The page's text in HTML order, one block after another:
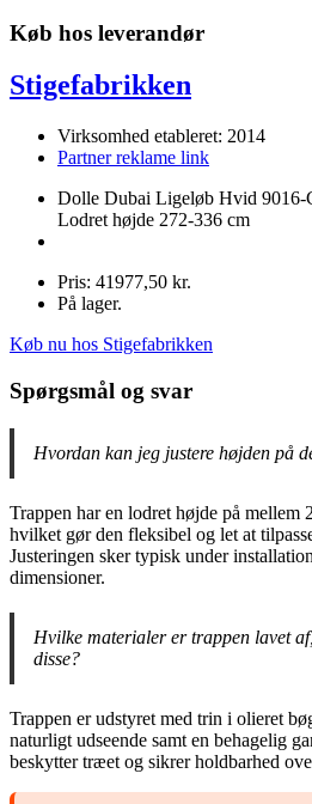
Køb hos leverandør
Stigefabrikken
Virksomhed etableret: 2014
Partner reklame link
Dolle Dubai Ligeløb Hvid
Lodret højde 272-336 cm
Pris: 41977,50 kr.
På lager.
Køb nu hos Stigefabrikken
Spørgsmål og svar
Hvordan kan jeg justere højden på
Trappen har en lodret højde på mellem
hvilket gør den fleksibel og let at
Justeringen sker typisk under
dimensioner.
Hvilke materialer er trappen lavet
disse?
Trappen er udstyret med trin i olieret
naturligt udseende samt en behagelig
beskytter træet og sikrer holdbarhed